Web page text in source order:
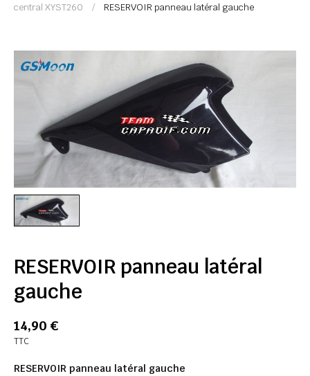
central XYST260
RESERVOIR panneau latéral gauche
RESERVOIR panneau latéral
gauche
14,90 €
TTC
RESERVOIR panneau latéral gauche